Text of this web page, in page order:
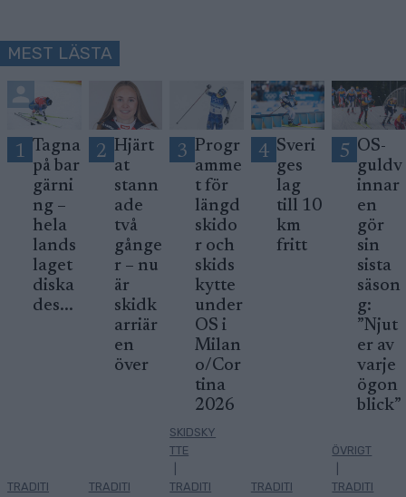
MEST LÄSTA
1 Tagna
på bar
gärni
ng –
hela
lands
laget
diska
des...
TRADITI
2 Hjärt
at
stann
ade
två
gånge
r – nu
är
skidk
arriär
en
över
TRADITI
3 Progr
amme
t för
längd
skido
r och
skids
kytte
under
OS i
Milan
o/Cor
tina
2026
SKIDSKY
TTE
TRADITI
4 Sveri
ges
lag
till 10
km
fritt
TRADITI
5 OS-
guldv
innar
en
gör
sin
sista
säson
g:
”Njut
er av
varje
ögon
blick”
ÖVRIGT
TRADITI